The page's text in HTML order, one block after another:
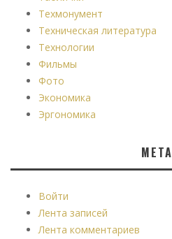
Техмонумент
Техническая литература
Технологии
Фильмы
Фото
Экономика
Эргономика
МЕТА
Войти
Лента записей
Лента комментариев